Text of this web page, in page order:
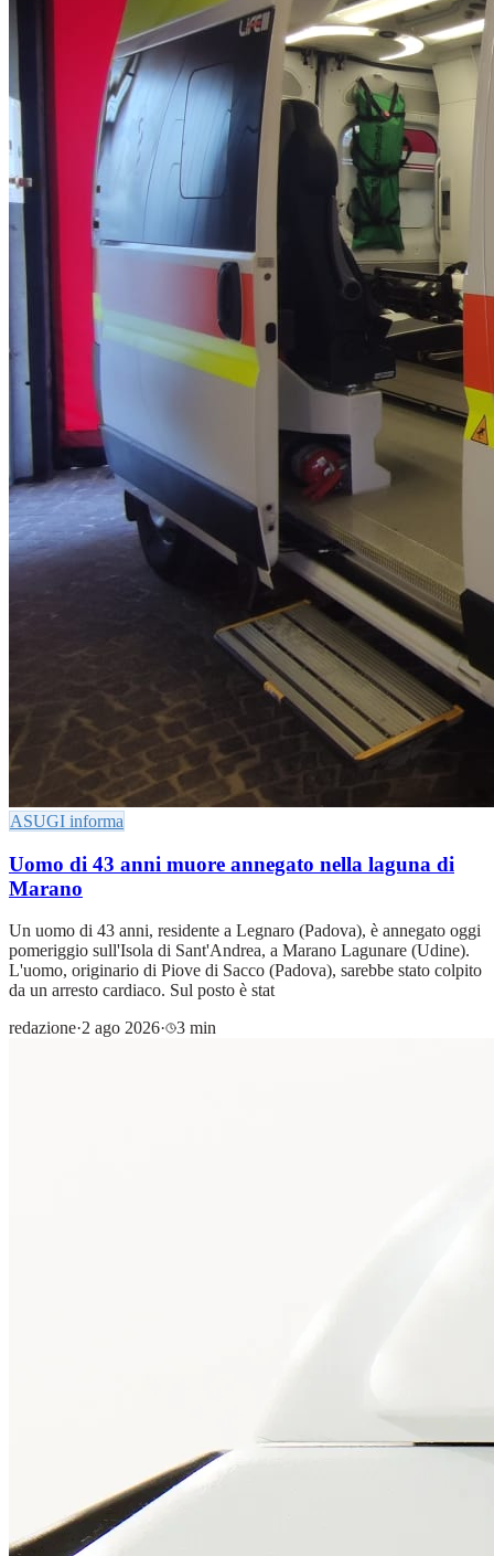
ASUGI informa
Uomo di 43 anni muore annegato nella laguna di
Marano
Un uomo di 43 anni, residente a Legnaro (Padova), è annegato oggi
pomeriggio sull'Isola di Sant'Andrea, a Marano Lagunare (Udine).
L'uomo, originario di Piove di Sacco (Padova), sarebbe stato colpito
da un arresto cardiaco. Sul posto è stat
redazione·2 ago 2026· 3 min